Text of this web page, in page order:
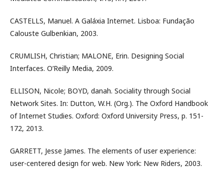
CASTELLS, Manuel. A Galáxia Internet. Lisboa: Fundação
Calouste Gulbenkian, 2003.
CRUMLISH, Christian; MALONE, Erin. Designing Social
Interfaces. O’Reilly Media, 2009.
ELLISON, Nicole; BOYD, danah. Sociality through Social
Network Sites. In: Dutton, W.H. (Org.). The Oxford Handbook
of Internet Studies. Oxford: Oxford University Press, p. 151-
172, 2013.
GARRETT, Jesse James. The elements of user experience:
user-centered design for web. New York: New Riders, 2003.